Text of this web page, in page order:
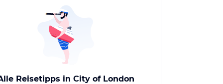
Reisetipps in City of London